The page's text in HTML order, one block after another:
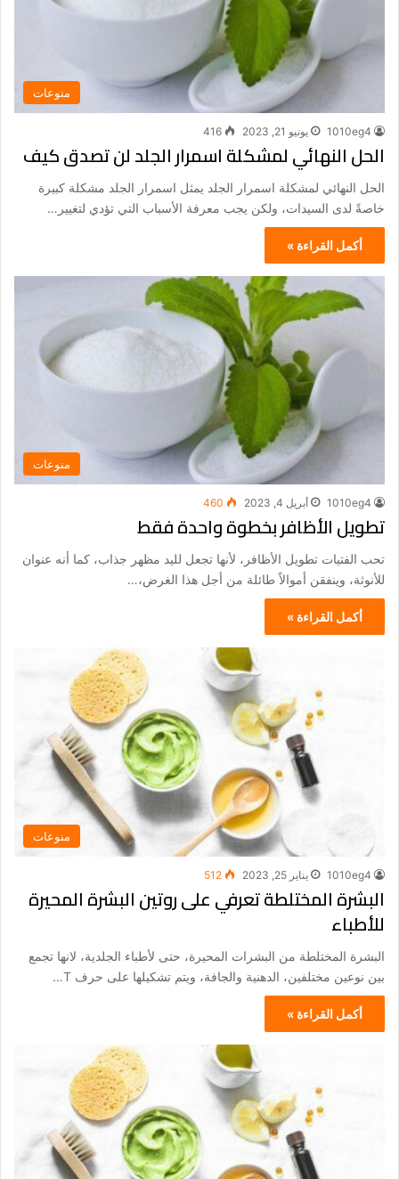
منوعات
1010eg4 يونيو 21, 2023 416
الحل النهائي لمشكلة اسمرار الجلد لن تصدق كيف
الحل النهائي لمشكلة اسمرار الجلد يمثل اسمرار الجلد مشكلة كبيرة
خاصةً لدى السيدات، ولكن يجب معرفة الأسباب التي تؤدي لتغيير…
أكمل القراءة »
منوعات
1010eg4 أبريل 4, 2023 460
تطويل الأظافر بخطوة واحدة فقط
تحب الفتيات تطويل الأظافر، لأنها تجعل لليد مظهر جذاب، كما أنه عنوان
للأنوثة، وينفقن أموالاً طائلة من أجل هذا الغرض،…
أكمل القراءة »
منوعات
1010eg4 يناير 25, 2023 512
البشرة المختلطة تعرفي على روتين البشرة المحيرة
للأطباء
البشرة المختلطة من البشرات المحيرة، حتى لأطباء الجلدية، لانها تجمع
بين نوعين مختلفين، الدهنية والجافة، ويتم تشكيلها على حرف T…
أكمل القراءة »